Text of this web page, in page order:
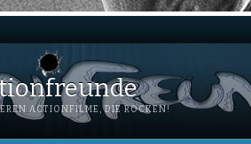
ACTIONFILME, DIE ROCKEN!